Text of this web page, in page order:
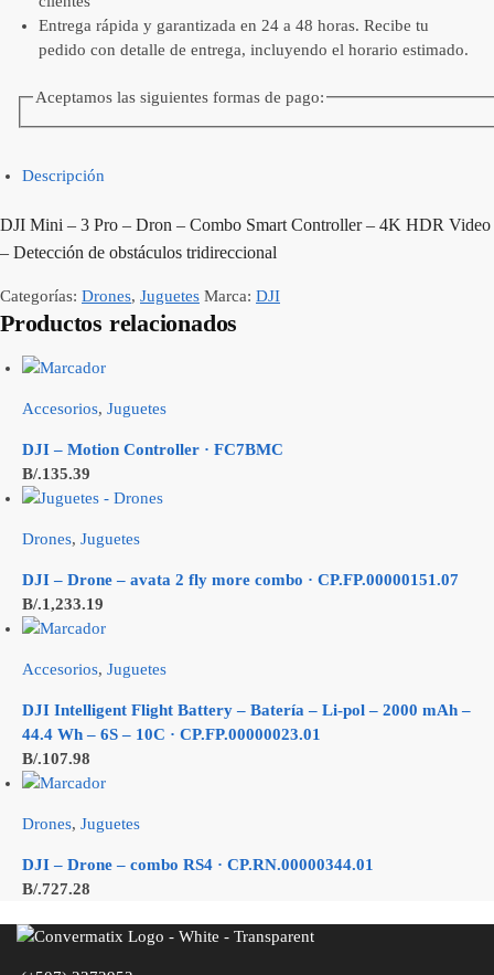
Entrega rápida y garantizada en 24 a 48 horas. Recibe tu
pedido con detalle de entrega, incluyendo el horario estimado.
Aceptamos las siguientes formas de pago:
Descripción
DJI Mini – 3 Pro – Dron – Combo Smart Controller – 4K HDR Video
– Detección de obstáculos tridireccional
Categorías: Drones, Juguetes Marca: DJI
Productos relacionados
Accesorios, Juguetes
DJI – Motion Controller · FC7BMC
B/.135.39
Drones, Juguetes
DJI – Drone – avata 2 fly more combo · CP.FP.00000151.07
B/.1,233.19
Accesorios, Juguetes
DJI Intelligent Flight Battery – Batería – Li-pol – 2000 mAh –
44.4 Wh – 6S – 10C · CP.FP.00000023.01
B/.107.98
Drones, Juguetes
DJI – Drone – combo RS4 · CP.RN.00000344.01
B/.727.28